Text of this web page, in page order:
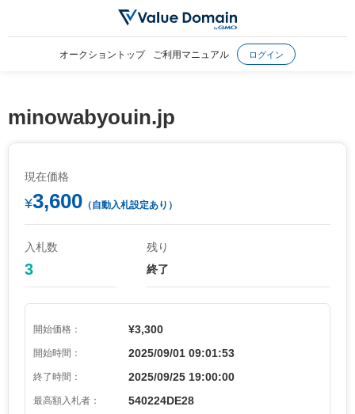
オークショントップ ご利用マニュアル ログイン
minowabyouin.jp
現在価格
¥3,600 （自動入札設定あり）
入札数
3
残り
終了
開始価格： ¥3,300
開始時間： 2025/09/01 09:01:53
終了時間： 2025/09/25 19:00:00
最高額入札者： 540224DE28